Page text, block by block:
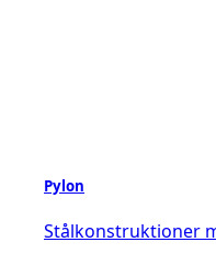
Pylon
Stålkonstruktioner